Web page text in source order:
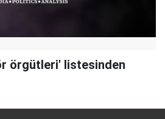
örgütleri' listesinden